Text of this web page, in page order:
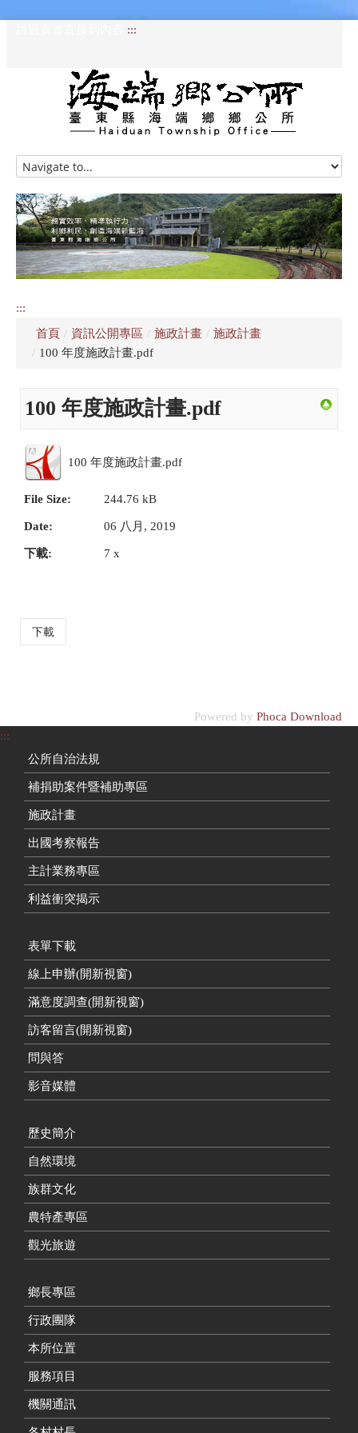
:::
HOME
訊息專區
認識海端
公所介紹
資訊公開專區
:::
首頁 / 資訊公開專區 / 施政計畫 / 施政計畫
/ 100 年度施政計畫.pdf
100 年度施政計畫.pdf
100 年度施政計畫.pdf
File Size: 244.76 kB
Date: 06 八月, 2019
下載: 7 x
Powered by Phoca Download
:::
公所自治法規
補捐助案件暨補助專區
施政計畫
出國考察報告
主計業務專區
利益衝突揭示
表單下載
線上申辦(開新視窗)
滿意度調查(開新視窗)
訪客留言(開新視窗)
問與答
影音媒體
歷史簡介
自然環境
族群文化
農特產專區
觀光旅遊
鄉長專區
行政團隊
本所位置
服務項目
機關通訊